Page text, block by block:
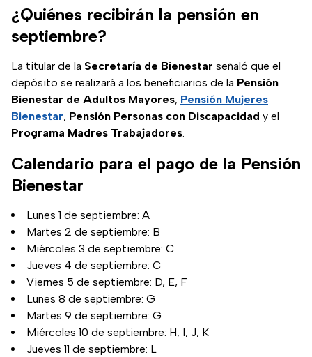
¿Quiénes recibirán la pensión en
septiembre?
La titular de la Secretaría de Bienestar señaló que el
depósito se realizará a los beneficiarios de la Pensión
Bienestar de Adultos Mayores, Pensión Mujeres
Bienestar, Pensión Personas con Discapacidad y el
Programa Madres Trabajadores.
Calendario para el pago de la Pensión
Bienestar
Lunes 1 de septiembre: A
Martes 2 de septiembre: B
Miércoles 3 de septiembre: C
Jueves 4 de septiembre: C
Viernes 5 de septiembre: D, E, F
Lunes 8 de septiembre: G
Martes 9 de septiembre: G
Miércoles 10 de septiembre: H, I, J, K
Jueves 11 de septiembre: L